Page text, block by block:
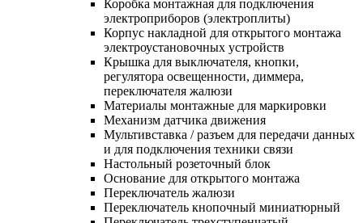
Коробка монтажная для подключения
электроприборов (электроплиты)
Корпус накладной для открытого монтажа
электроустановочных устройств
Крышка для выключателя, кнопки,
регулятора освещенности, диммера,
переключателя жалюзи
Материалы монтажные для маркировки
Механизм датчика движения
Мультивставка / разъем для передачи данных
и для подключения техники связи
Настольный розеточный блок
Основание для открытого монтажа
Переключатель жалюзи
Переключатель кнопочный миниатюрный